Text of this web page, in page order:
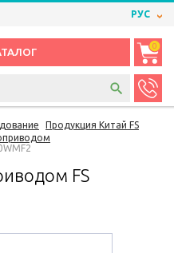
РУС
0
Продукция Китай FS
FS